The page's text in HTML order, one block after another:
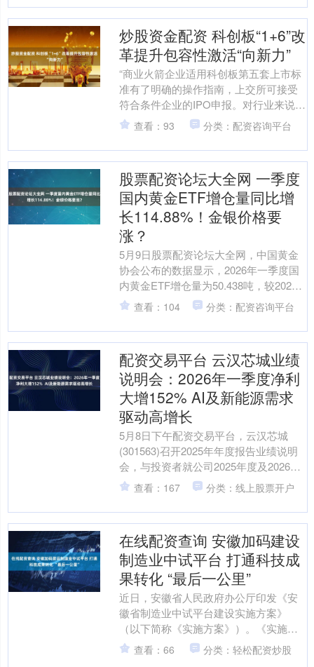
炒股资金配资 科创板“1+6”改
革提升包容性激活“向新力”
“商业火箭企业适用科创板第五套上市标
准有了明确的操作指南，上交所可接受
符合条件企业的IPO申报。对行业来说，
这是一场及时雨。我们正加快推进IPO筹
备工作，期待借....
查看：93 分类：配资咨询平台
股票配资论坛大全网 一季度
国内黄金ETF增仓量同比增
长114.88%！金银价格要
涨？
5月9日股票配资论坛大全网，中国黄金
协会公布的数据显示，2026年一季度国
内黄金ETF增仓量为50.438吨，较2025
年一季度增长114.88%；截至3月底，....
查看：104 分类：配资咨询平台
配资交易平台 云汉芯城业绩
说明会：2026年一季度净利
大增152% AI及新能源需求
驱动高增长
5月8日下午配资交易平台，云汉芯城
(301563)召开2025年年度报告业绩说明
会，与投资者就公司2025年度及2026年
第一季度经营业绩、业务发展、战略规
划等....
查看：167 分类：线上股票开户
在线配资查询 安徽加码建设
制造业中试平台 打通科技成
果转化 “最后一公里”
近日，安徽省人民政府办公厅印发《安
徽省制造业中试平台建设实施方案》
（以下简称《实施方案》）。《实施方
案》明确，到2028年，安徽省将培育建
设省级制造业中试平台3....
查看：66 分类：轻松配资炒股